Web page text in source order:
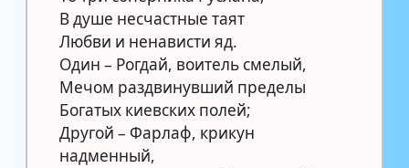
В душе несчастные таят
Любви и ненависти яд.
Один – Рогдай, воитель смелый,
Мечом раздвинувший пределы
Богатых киевских полей;
Другой – Фарлаф, крикун
надменный,